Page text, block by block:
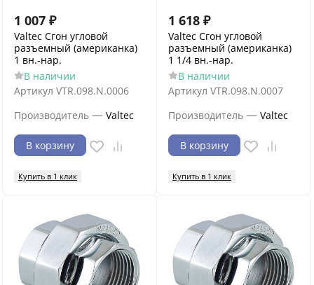
1 007 ₽
Valtec Сгон угловой
разъемный (американка)
1 вн.-нар.
В наличии
Артикул VTR.098.N.0006
Производитель — Valtec
В корзину
Купить в 1 клик
1 618 ₽
Valtec Сгон угловой
разъемный (американка)
1 1/4 вн.-нар.
В наличии
Артикул VTR.098.N.0007
Производитель — Valtec
В корзину
Купить в 1 клик